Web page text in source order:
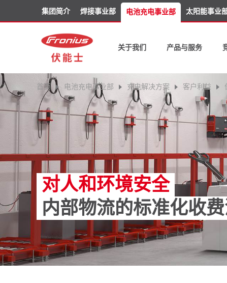
集团简介 焊接事业部 电池充电事业部 太阳能事业
关于我们 产品与服务
首页 电池充电事业部 充电解决方案 客户利益
对人和环境安全
内部物流的标准化收